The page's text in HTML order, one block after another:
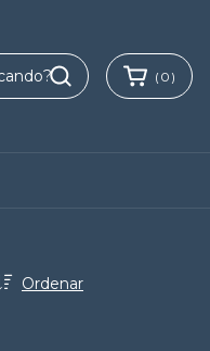
( 0 )
Ordenar